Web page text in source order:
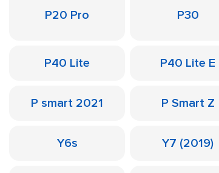
P20 Pro P30
P40 Lite P40 Lite E
P smart 2021 P Smart Z
Y6s Y7 (2019)